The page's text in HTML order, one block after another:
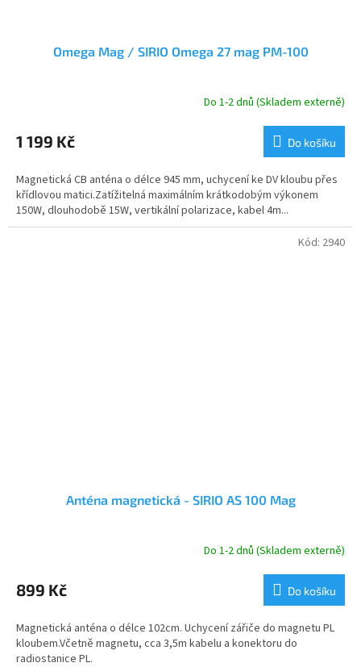
Omega Mag / SIRIO Omega 27 mag PM-100
Do 1-2 dnů (Skladem externě)
1 199 Kč Do košíku
Magnetická CB anténa o délce 945 mm, uchycení ke DV kloubu přes
křídlovou matici.Zatížitelná maximálním krátkodobým výkonem
150W, dlouhodobě 15W, vertikální polarizace, kabel 4m...
Anténa magnetická - SIRIO AS 100 Mag
Do 1-2 dnů (Skladem externě)
899 Kč Do košíku
Magnetická anténa o délce 102cm. Uchycení zářiče do magnetu PL
kloubem.Včetně magnetu, cca 3,5m kabelu a konektoru do
radiostanice PL.
Kód: 2940